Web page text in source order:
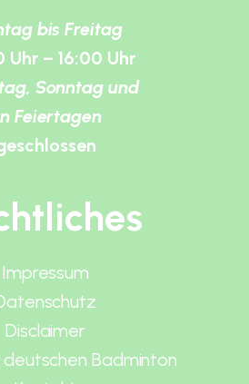
bis Freitag
Uhr – 16:00 Uhr
Sonntag und
Feiertagen
Impressum
Disclaimer
deutschen Badminton